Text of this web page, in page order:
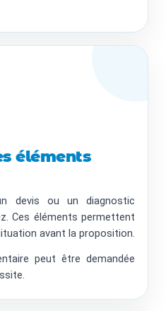
éléments
devis ou un diagnostic
Ces éléments permettent
avant la proposition.
peut être demandée